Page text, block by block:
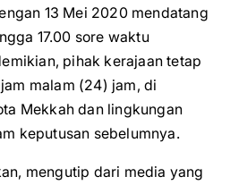
13 Mei 2020 mendatang
17.00 sore waktu
pihak kerajaan tetap
malam (24) jam, di
Mekkah dan lingkungan
keputusan sebelumnya.
mengutip dari media yang